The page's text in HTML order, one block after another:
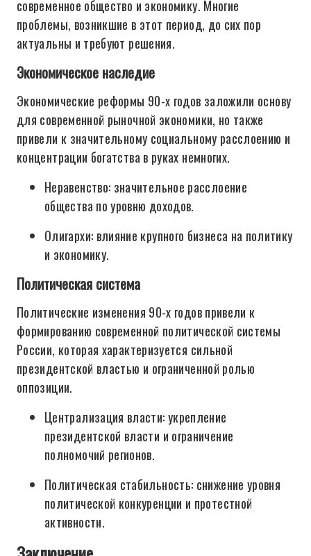
современное общество и экономику. Многие
проблемы, возникшие в этот период, до сих пор
актуальны и требуют решения.
Экономическое наследие
Экономические реформы 90-х годов заложили основу
для современной рыночной экономики, но также
привели к значительному социальному расслоению и
концентрации богатства в руках немногих.
Неравенство: значительное расслоение
общества по уровню доходов.
Олигархи: влияние крупного бизнеса на политику
и экономику.
Политическая система
Политические изменения 90-х годов привели к
формированию современной политической системы
России, которая характеризуется сильной
президентской властью и ограниченной ролью
оппозиции.
Централизация власти: укрепление
президентской власти и ограничение
полномочий регионов.
Политическая стабильность: снижение уровня
политической конкуренции и протестной
активности.